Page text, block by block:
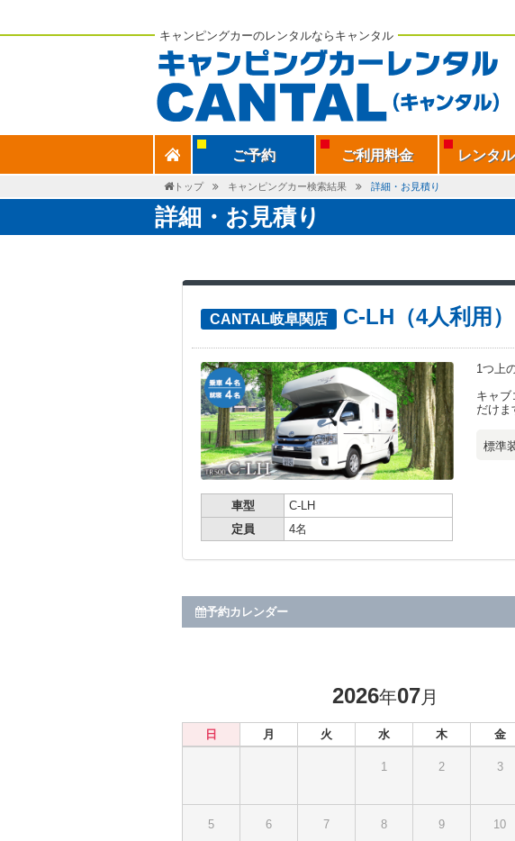
キャンピングカーのレンタルならキャンタル
ご予約 ご利用料金 レンタ
トップ キャンピングカー検索結果 詳細・お見積り
詳細・お見積り
CANTAL岐阜関店 C-LH（4人利用）
車型
C-LH
定員
4名
1つ上
キャブ
だけま
標準
予約カレンダー
2026年07月
日 月 火 水 木 金
1 2 3
5 6 7 8 9 10